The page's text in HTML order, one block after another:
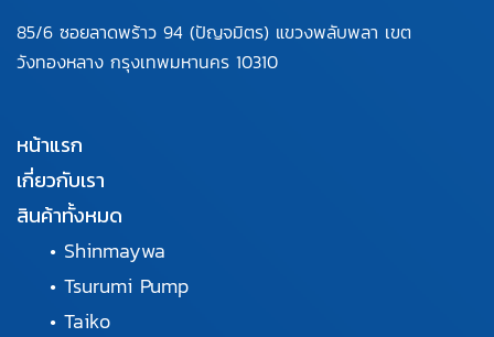
85/6 ซอยลาดพร้าว 94 (ปัญจมิตร) แขวงพลับพลา เขต
วังทองหลาง กรุงเทพมหานคร 10310
หน้าแรก
เกี่ยวกับเรา
สินค้าทั้งหมด
• Shinmaywa
• Tsurumi Pump
• Taiko